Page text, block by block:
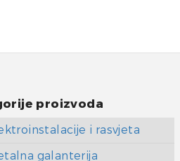
proizvoda
i rasvjeta
galanterija